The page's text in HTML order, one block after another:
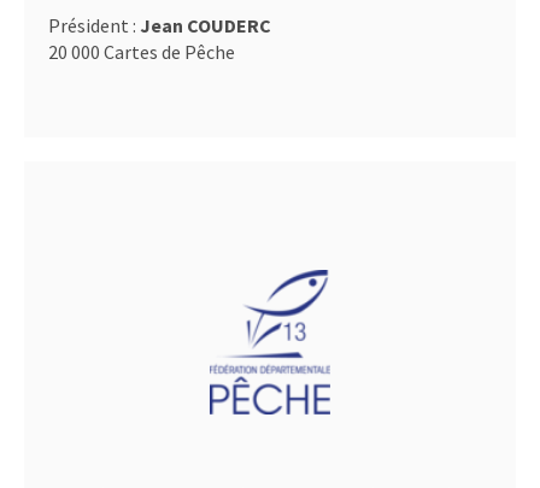
Président : Jean COUDERC
20 000 Cartes de Pêche